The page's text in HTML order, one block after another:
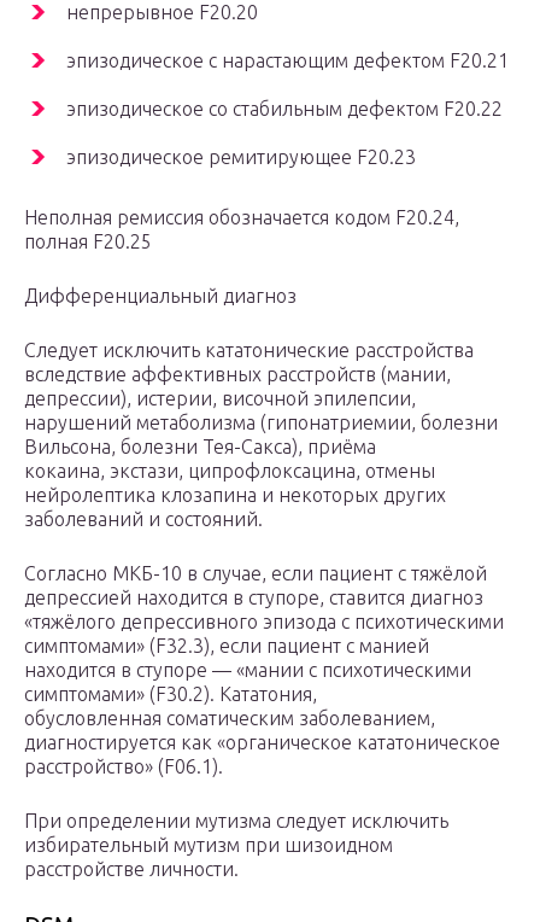
непрерывное F20.20
эпизодическое с нарастающим дефектом F20.21
эпизодическое со стабильным дефектом F20.22
эпизодическое ремитирующее F20.23
Неполная ремиссия обозначается кодом F20.24,
полная F20.25
Дифференциальный диагноз
Следует исключить кататонические расстройства
вследствие аффективных расстройств (мании,
депрессии), истерии, височной эпилепсии,
нарушений метаболизма (гипонатриемии, болезни
Вильсона, болезни Тея-Сакса), приёма
кокаина, экстази, ципрофлоксацина, отмены
нейролептика клозапина и некоторых других
заболеваний и состояний.
Согласно МКБ-10 в случае, если пациент с тяжёлой
депрессией находится в ступоре, ставится диагноз
«тяжёлого депрессивного эпизода с психотическими
симптомами» (F32.3), если пациент с манией
находится в ступоре — «мании с психотическими
симптомами» (F30.2). Кататония,
обусловленная соматическим заболеванием,
диагностируется как «органическое кататоническое
расстройство» (F06.1).
При определении мутизма следует исключить
избирательный мутизм при шизоидном
расстройстве личности.